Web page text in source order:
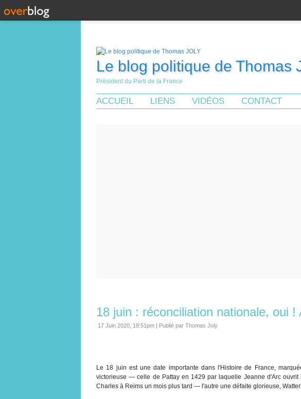
Le blog politique de Thomas
Président du Parti de la France
ACCUEIL LIENS VIDÉOS CONTACT
18 juin : réconciliation nationale, oui !
17 Juin 2020, 18:51pm | Publié par Thomas Joly
Le 18 juin est une date importante dans l'Histoire de France,
victorieuse — celle de Pattay en 1429 par laquelle Jeanne d'Arc
Charles à Reims un mois plus tard — l'autre une défaite glorieuse,